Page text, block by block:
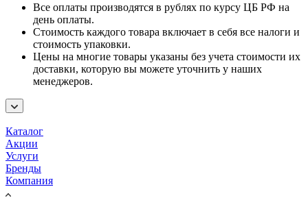
Все оплаты производятся в рублях по курсу ЦБ РФ на
день оплаты.
Стоимость каждого товара включает в себя все налоги и
стоимость упаковки.
Цены на многие товары указаны без учета стоимости их
доставки, которую вы можете уточнить у наших
менеджеров.
Каталог
Акции
Услуги
Бренды
Компания